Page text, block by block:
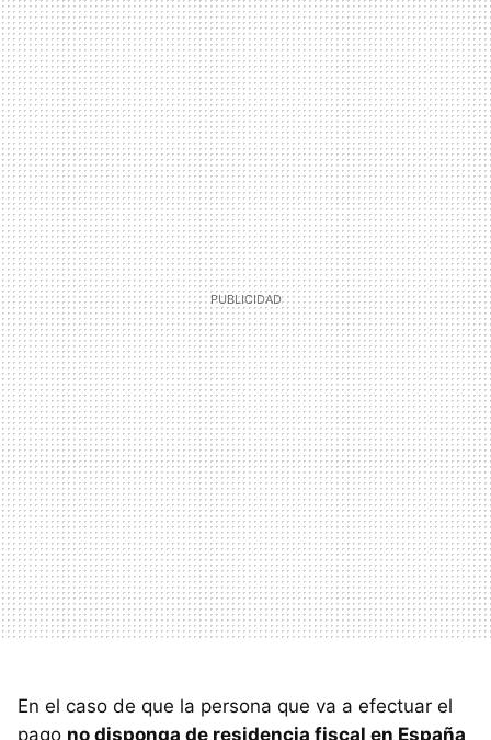
En el caso de que la persona que va a efectuar el
pago no disponga de residencia fiscal en España